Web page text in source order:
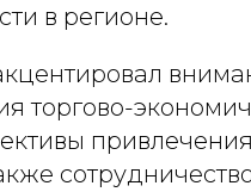
в регионе.
торгово-